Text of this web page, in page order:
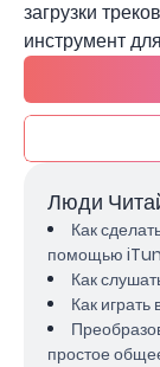
загрузки
инструмент
Люди
Как
помощью
Как
Как
простое